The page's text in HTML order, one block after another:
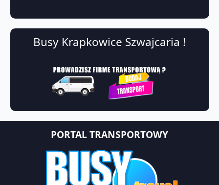
Busy Krapkowice Szwajcaria !
PORTAL TRANSPORTOWY